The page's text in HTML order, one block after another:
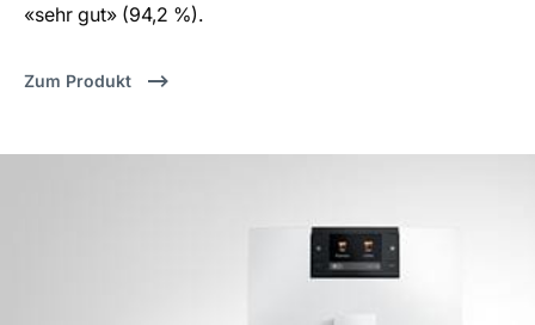
«sehr gut» (94,2 %).
Zum Produkt